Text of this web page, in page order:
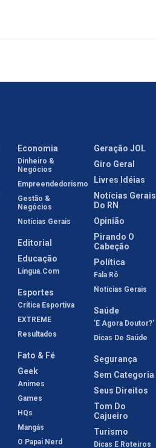
Economia
Dinheiro &
Negócios
Empreendedorismo
Gestão &
Negócios
Notícias Gerais
Editorial
Educação
Língua.com
Esportes
Crítica Esportiva
EXTREME
Resultados
Fato & Fé
Geek
Animes
Games
HQs
Mangás
O Papai Nerd
Geração JOL
Giro Geral
Livres Idéias
Notícias Gerais
Do RN
Opinião
Pirando O
Cabeção
Política
Fala Rô
Notícias Gerais
Saúde
'E Agora Doutor?'
Dicas De Saúde
Segurança
Sem Categoria
Seus Direitos
Tom Do
Cajueiro
Turismo
Dicas E Roteiros